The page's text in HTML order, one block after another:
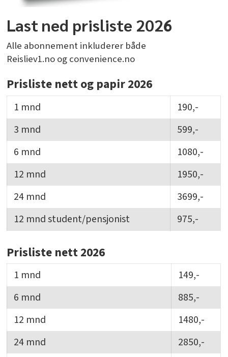
Last ned prisliste 2026
Alle abonnement inkluderer både
Reisliev1.no og convenience.no
Prisliste nett og papir 2026
1 mnd
190,-
3 mnd
599,-
6 mnd
1080,-
12 mnd
1950,-
24 mnd
3699,-
12 mnd student/pensjonist
975,-
Prisliste nett 2026
1 mnd
149,-
6 mnd
885,-
12 mnd
1480,-
24 mnd
2850,-